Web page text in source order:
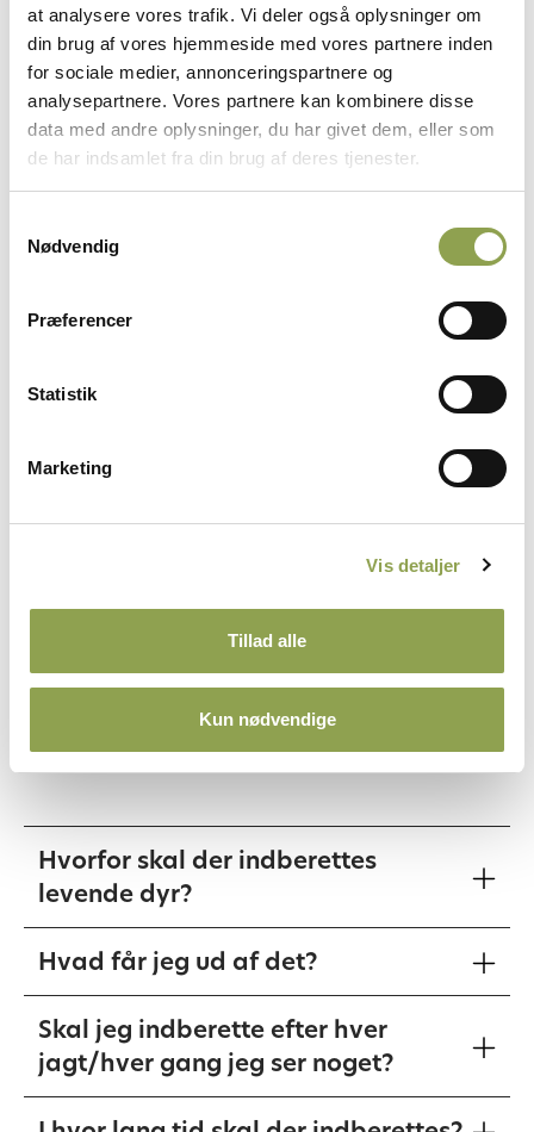
at analysere vores trafik. Vi deler også oplysninger om
din brug af vores hjemmeside med vores partnere inden
for sociale medier, annonceringspartnere og
analysepartnere. Vores partnere kan kombinere disse
data med andre oplysninger, du har givet dem, eller som
de har indsamlet fra din brug af deres tjenester.
Nødvendig
Præferencer
Statistik
Marketing
Vis detaljer
Tillad alle
Kun nødvendige
Fortæl os hvad du ser, når du er på jagt, når
du lufter hunden, og når du ellers opholder
dig i naturen.
Indsend observationer gennem platform ➜
Log på platformen
Ofte stillede spørgsmål
Hvorfor skal der indberettes
levende dyr?
Hvad får jeg ud af det?
Skal jeg indberette efter hver
jagt/hver gang jeg ser noget?